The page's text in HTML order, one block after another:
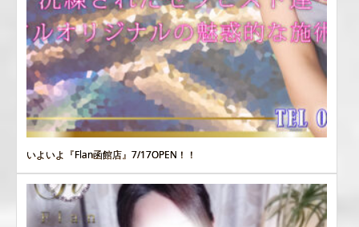
いよいよ『Flan函館店』7/17OPEN！！